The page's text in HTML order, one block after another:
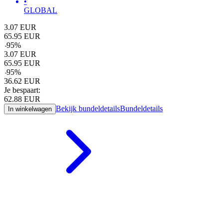
GLOBAL
3.07 EUR
65.95 EUR
-95%
3.07 EUR
65.95 EUR
-95%
36.62 EUR
Je bespaart:
62.88 EUR
In winkelwagen Bekijk bundeldetailsBundeldetails